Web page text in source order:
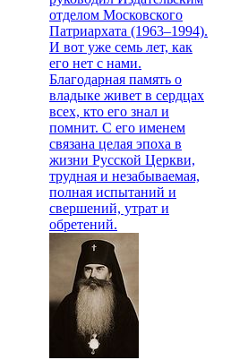
отделом Московского
Патриархата (1963–1994).
И вот уже семь лет, как
его нет с нами.
Благодарная память о
владыке живет в сердцах
всех, кто его знал и
помнит. С его именем
связана целая эпоха в
жизни Русской Церкви,
трудная и незабываемая,
полная испытаний и
свершений, утрат и
обретений.